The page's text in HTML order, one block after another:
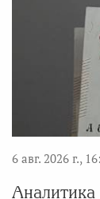
6 авг. 2026 г.,